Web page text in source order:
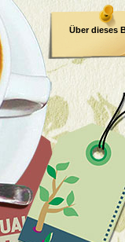
Über dieses